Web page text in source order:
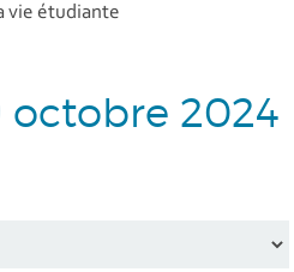
vie étudiante
octobre 2024